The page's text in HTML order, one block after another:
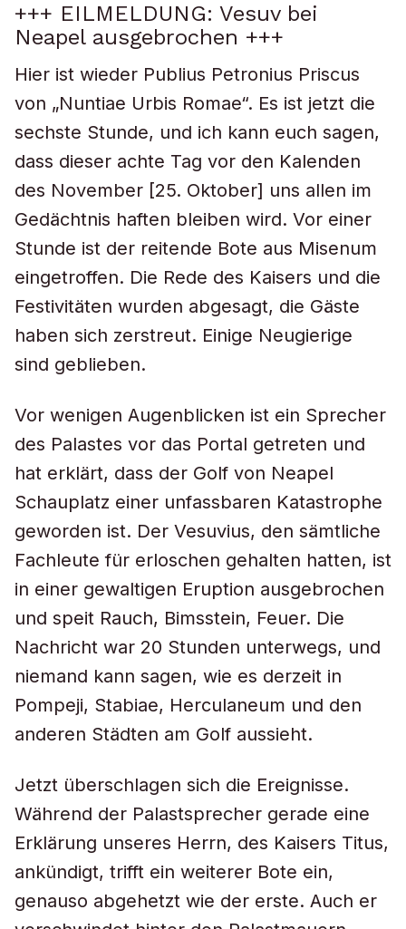
+++ EILMELDUNG: Vesuv bei
Neapel ausgebrochen +++
Hier ist wieder Publius Petronius Priscus
von „Nuntiae Urbis Romae“. Es ist jetzt die
sechste Stunde, und ich kann euch sagen,
dass dieser achte Tag vor den Kalenden
des November [25. Oktober] uns allen im
Gedächtnis haften bleiben wird. Vor einer
Stunde ist der reitende Bote aus Misenum
eingetroffen. Die Rede des Kaisers und die
Festivitäten wurden abgesagt, die Gäste
haben sich zerstreut. Einige Neugierige
sind geblieben.
Vor wenigen Augenblicken ist ein Sprecher
des Palastes vor das Portal getreten und
hat erklärt, dass der Golf von Neapel
Schauplatz einer unfassbaren Katastrophe
geworden ist. Der Vesuvius, den sämtliche
Fachleute für erloschen gehalten hatten, ist
in einer gewaltigen Eruption ausgebrochen
und speit Rauch, Bimsstein, Feuer. Die
Nachricht war 20 Stunden unterwegs, und
niemand kann sagen, wie es derzeit in
Pompeji, Stabiae, Herculaneum und den
anderen Städten am Golf aussieht.
Jetzt überschlagen sich die Ereignisse.
Während der Palastsprecher gerade eine
Erklärung unseres Herrn, des Kaisers Titus,
ankündigt, trifft ein weiterer Bote ein,
genauso abgehetzt wie der erste. Auch er